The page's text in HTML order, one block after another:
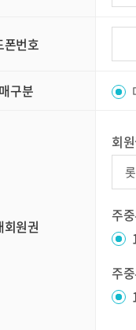
폰번호
구분
회원권
회
주
주